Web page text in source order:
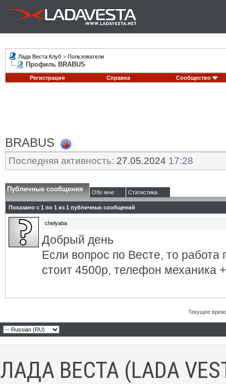
Лада Веста Клуб > Пользователи
Профиль BRABUS
Регистрация Справка Сообщество
BRABUS
Последняя активность: 27.05.2024 17:28
Публичные сообщения Обо мне Статистика
Показано с 1 по 1 из 1 публичных сообщений
chelyaba
Добрый день
Если вопрос по Весте, то работа
стоит 4500р, телефон механика
Текущее
ЛАДА ВЕСТА (LADA